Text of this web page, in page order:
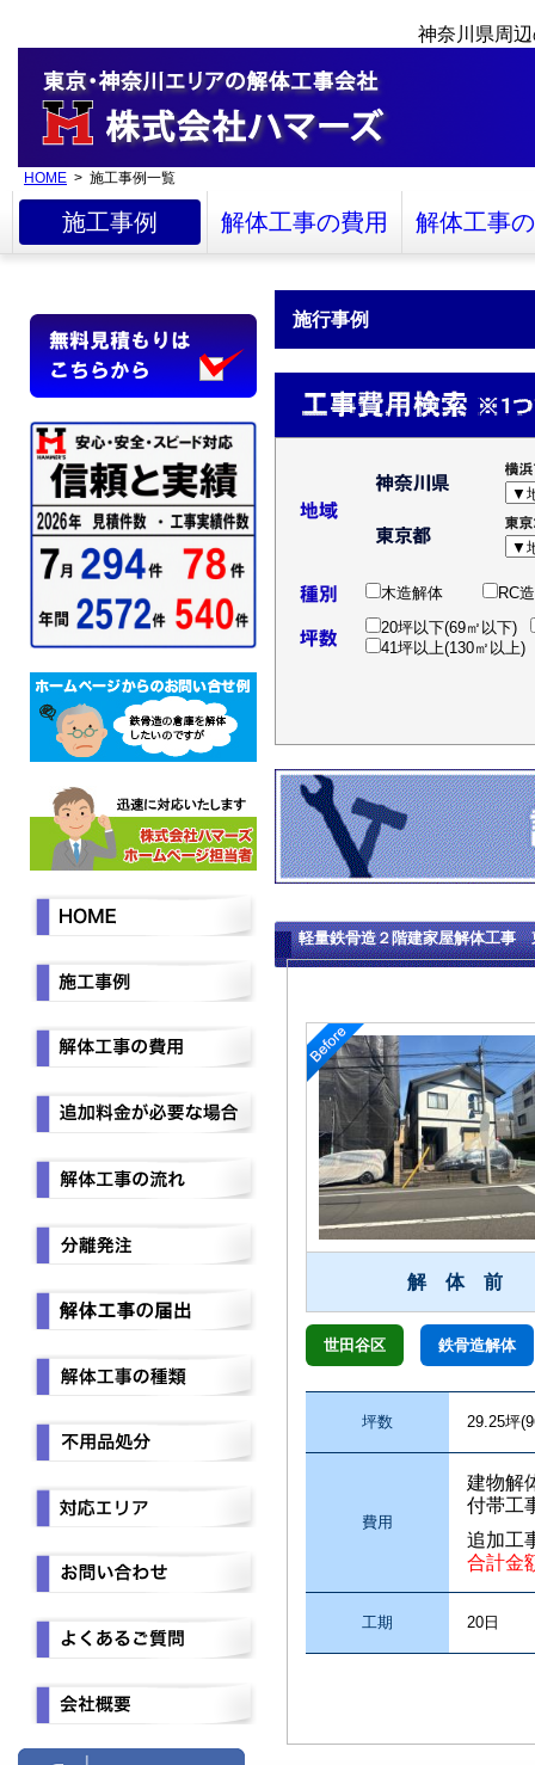
神奈川県周
HOME > 施工事例一覧
施工事例 解体工事の費用 解体工事
施行事例
木造解体
RC
20坪以下(69㎡以下)
41坪以上(130㎡以上)
軽量鉄骨造２階建家屋解体工事
解 体 前
世田谷区 鉄骨造解体
坪数 29.25坪
費用
建物解
付帯工
追加工
合計金
工期 20日